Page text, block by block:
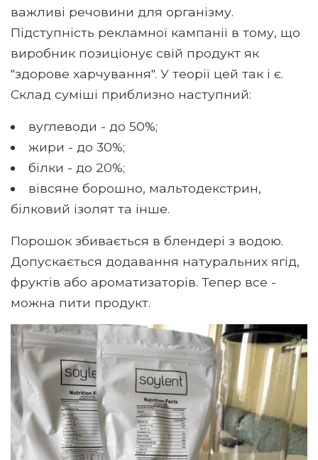
важливі речовини для організму.
Підступність рекламної кампанії в тому, що
виробник позиціонує свій продукт як
"здорове харчування". У теорії цей так і є.
Склад суміші приблизно наступний:
вуглеводи - до 50%;
жири - до 30%;
білки - до 20%;
вівсяне борошно, мальтодекстрин,
білковий ізолят та інше.
Порошок збивається в блендері з водою.
Допускається додавання натуральних ягід,
фруктів або ароматизаторів. Тепер все -
можна пити продукт.